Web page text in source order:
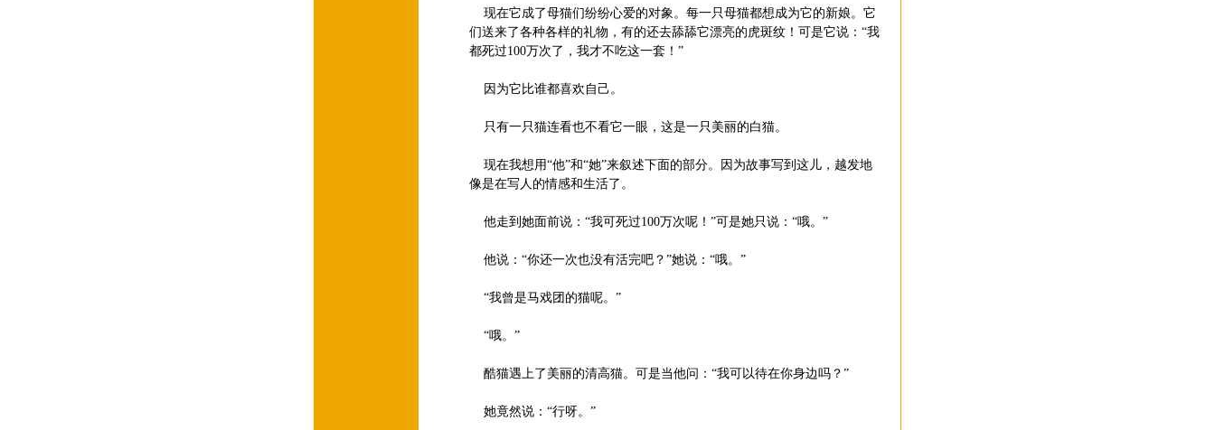
现在它成了母猫们纷纷心爱的对象。每一只母猫都想成为它的新娘。它
们送来了各种各样的礼物，有的还去舔舔它漂亮的虎斑纹！可是它说：“我
都死过100万次了，我才不吃这一套！”
因为它比谁都喜欢自己。
只有一只猫连看也不看它一眼，这是一只美丽的白猫。
现在我想用“他”和“她”来叙述下面的部分。因为故事写到这儿，越发地
像是在写人的情感和生活了。
他走到她面前说：“我可死过100万次呢！”可是她只说：“哦。”
他说：“你还一次也没有活完吧？”她说：“哦。”
“我曾是马戏团的猫呢。”
“哦。”
酷猫遇上了美丽的清高猫。可是当他问：“我可以待在你身边吗？”
她竟然说：“行呀。”